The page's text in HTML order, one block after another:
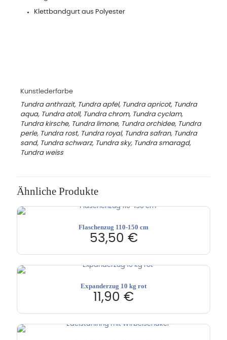
Klettbandgurt aus Polyester
Kunstlederfarbe
Tundra anthrazit, Tundra apfel, Tundra apricot, Tundra
aqua, Tundra atoll, Tundra chrom, Tundra cyclam,
Tundra kirsche, Tundra limone, Tundra orchidee, Tundra
perle, Tundra rost, Tundra royal, Tundra safran, Tundra
sand, Tundra schwarz, Tundra sky, Tundra smaragd,
Tundra weiss
Ähnliche Produkte
Flaschenzug 110-150 cm
53,50 €
Expanderzug 10 kg rot
11,90 €